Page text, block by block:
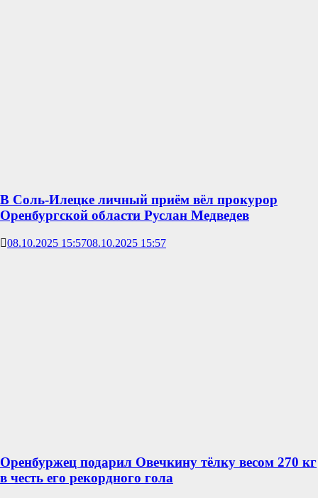
В Соль-Илецке личный приём вёл прокурор
Оренбургской области Руслан Медведев
08.10.2025 15:5708.10.2025 15:57
Оренбуржец подарил Овечкину тёлку весом 270 кг
в честь его рекордного гола